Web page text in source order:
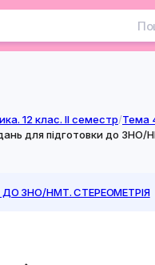
12 клас. II семестр/
для підготовки до
ЗНО/НМТ. СТЕРЕОМЕТРІЯ